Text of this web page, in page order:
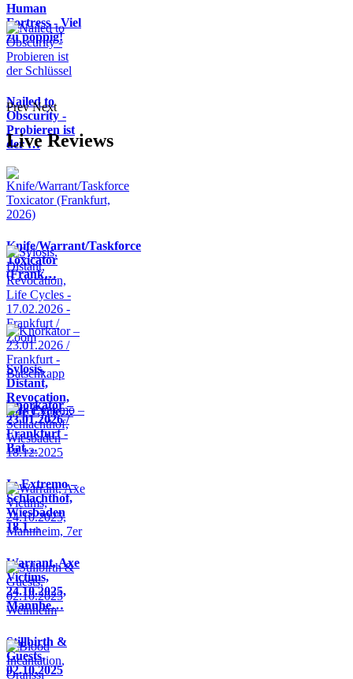
Human
Fortress - Viel
zu poppig!
Nailed to
Obscurity -
Probieren ist
der …
Prev Next
Live Reviews
Knife/Warrant/Taskforce
Toxicator
(Frank…
Sylosis,
Distant,
Revocation,
Life Cycle…
Knorkator –
23.01.2026 /
Frankfurt -
Bat…
In Extremo –
Schlachthof,
Wiesbaden
18.1…
Warrant, Axe
Victims,
24.10.2025,
Mannhe…
Stillbirth &
Guests,
02.10.2025